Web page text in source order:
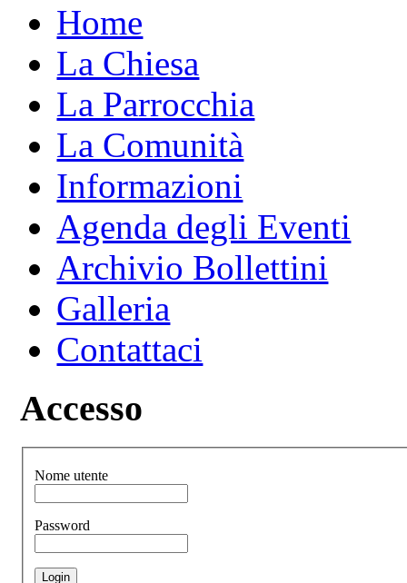
Home
La Chiesa
La Parrocchia
La Comunità
Informazioni
Agenda degli Eventi
Archivio Bollettini
Galleria
Contattaci
Accesso
Nome utente
Password